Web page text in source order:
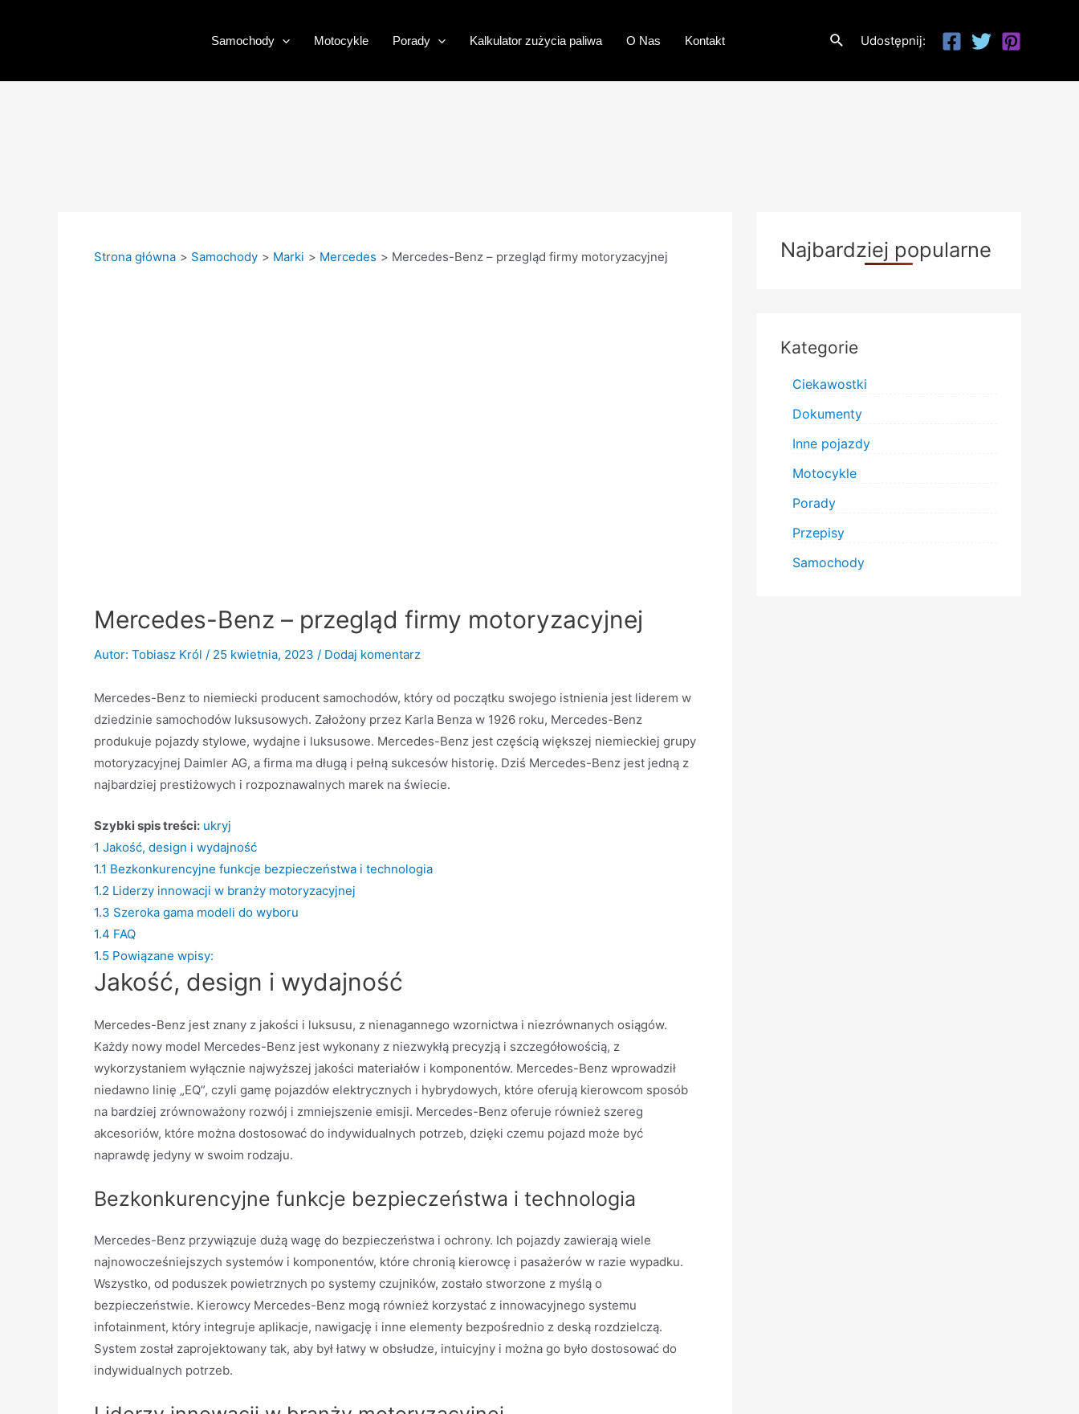
Samochody Motocykle Porady Kalkulator zużycia paliwa O Nas Kontakt SzukajUdostępnij:
Strona główna Samochody Marki Mercedes Mercedes-Benz – przegląd firmy motoryzacyjnej
Mercedes-Benz – przegląd firmy motoryzacyjnej
Autor: Tobiasz Król / 25 kwietnia, 2023 / Dodaj komentarz
Mercedes-Benz to niemiecki producent samochodów, który od początku swojego istnienia jest liderem w
dziedzinie samochodów luksusowych. Założony przez Karla Benza w 1926 roku, Mercedes-Benz
produkuje pojazdy stylowe, wydajne i luksusowe. Mercedes-Benz jest częścią większej niemieckiej grupy
motoryzacyjnej Daimler AG, a firma ma długą i pełną sukcesów historię. Dziś Mercedes-Benz jest jedną z
najbardziej prestiżowych i rozpoznawalnych marek na świecie.
Szybki spis treści: ukryj
1 Jakość, design i wydajność
1.1 Bezkonkurencyjne funkcje bezpieczeństwa i technologia
1.2 Liderzy innowacji w branży motoryzacyjnej
1.3 Szeroka gama modeli do wyboru
1.4 FAQ
1.5 Powiązane wpisy:
Jakość, design i wydajność
Mercedes-Benz jest znany z jakości i luksusu, z nienagannego wzornictwa i niezrównanych osiągów.
Każdy nowy model Mercedes-Benz jest wykonany z niezwykłą precyzją i szczegółowością, z
wykorzystaniem wyłącznie najwyższej jakości materiałów i komponentów. Mercedes-Benz wprowadził
niedawno linię „EQ”, czyli gamę pojazdów elektrycznych i hybrydowych, które oferują kierowcom sposób
na bardziej zrównoważony rozwój i zmniejszenie emisji. Mercedes-Benz oferuje również szereg
akcesoriów, które można dostosować do indywidualnych potrzeb, dzięki czemu pojazd może być
naprawdę jedyny w swoim rodzaju.
Bezkonkurencyjne funkcje bezpieczeństwa i technologia
Mercedes-Benz przywiązuje dużą wagę do bezpieczeństwa i ochrony. Ich pojazdy zawierają wiele
najnowocześniejszych systemów i komponentów, które chronią kierowcę i pasażerów w razie wypadku.
Wszystko, od poduszek powietrznych po systemy czujników, zostało stworzone z myślą o
bezpieczeństwie. Kierowcy Mercedes-Benz mogą również korzystać z innowacyjnego systemu
infotainment, który integruje aplikacje, nawigację i inne elementy bezpośrednio z deską rozdzielczą.
System został zaprojektowany tak, aby był łatwy w obsłudze, intuicyjny i można go było dostosować do
indywidualnych potrzeb.
Najbardziej popularne
Kategorie
Ciekawostki
Dokumenty
Inne pojazdy
Motocykle
Porady
Przepisy
Samochody